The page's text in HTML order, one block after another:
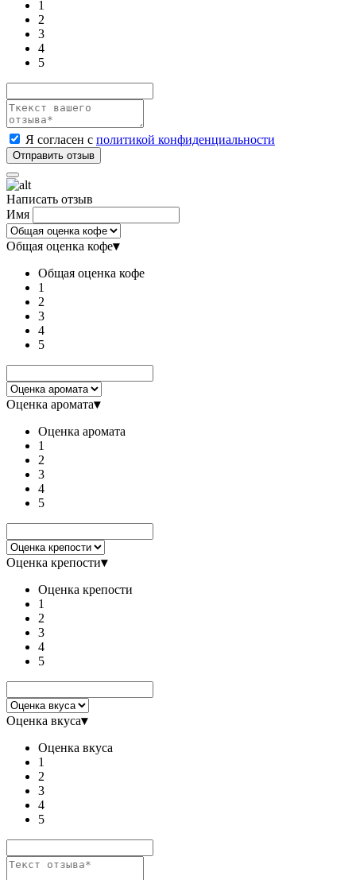
1
2
3
4
5
Я согласен с политикой конфиденциальности
Написать отзыв
Имя
Общая оценка кофе▾
Общая оценка кофе
1
2
3
4
5
Оценка аромата▾
Оценка аромата
1
2
3
4
5
Оценка крепости▾
Оценка крепости
1
2
3
4
5
Оценка вкуса▾
Оценка вкуса
1
2
3
4
5